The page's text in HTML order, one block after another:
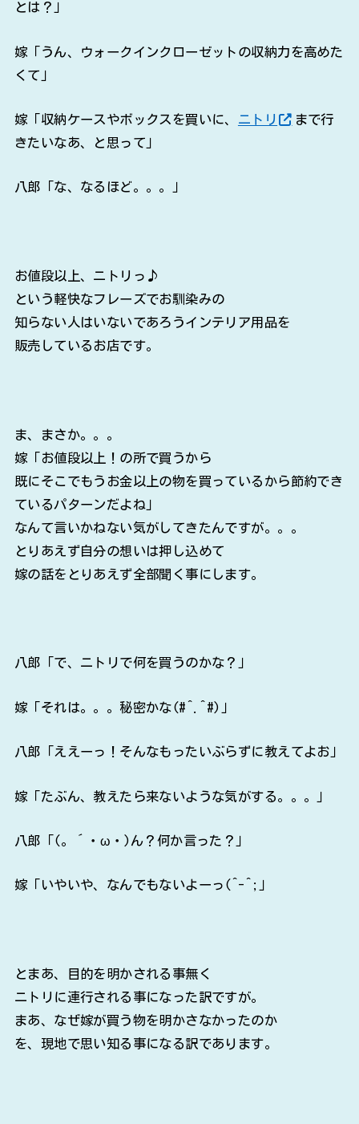
とは？」
嫁「うん、ウォークインクローゼットの収納力を高めた
くて」
嫁「収納ケースやボックスを買いに、 ニトリ
まで行
きたいなあ、と思って」
八郎「な、なるほど。。。」
お値段以上、ニトリっ♪
という軽快なフレーズでお馴染みの
知らない人はいないであろうインテリア用品を
販売しているお店です。
ま、まさか。。。
嫁「お値段以上！の所で買うから
既にそこでもうお金以上の物を買っているから節約でき
ているパターンだよね」
なんて言いかねない気がしてきたんですが。。。
とりあえず自分の想いは押し込めて
嫁の話をとりあえず全部聞く事にします。
八郎「で、ニトリで何を買うのかな？」
嫁「それは。。。秘密かな(#^.^#)」
八郎「ええーっ！そんなもったいぶらずに教えてよお」
嫁「たぶん、教えたら来ないような気がする。。。」
八郎「(。´・ω・)ん？何か言った？」
嫁「いやいや、なんでもないよーっ(^-^;」
とまあ、目的を明かされる事無く
ニトリに連行される事になった訳ですが。
まあ、なぜ嫁が買う物を明かさなかったのか
を、現地で思い知る事になる訳であります。